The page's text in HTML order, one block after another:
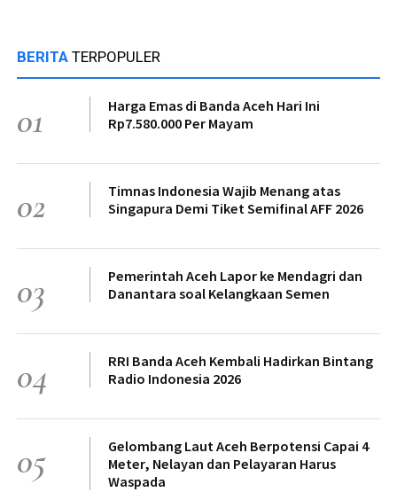
BERITA TERPOPULER
01
Harga Emas di Banda Aceh Hari Ini
Rp7.580.000 Per Mayam
02
Timnas Indonesia Wajib Menang atas
Singapura Demi Tiket Semifinal AFF 2026
03
Pemerintah Aceh Lapor ke Mendagri dan
Danantara soal Kelangkaan Semen
04
RRI Banda Aceh Kembali Hadirkan Bintang
Radio Indonesia 2026
05
Gelombang Laut Aceh Berpotensi Capai 4
Meter, Nelayan dan Pelayaran Harus
Waspada